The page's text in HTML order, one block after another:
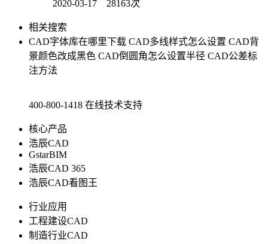
2020-03-17 28163次
相关搜索
CAD字体库在哪里下载 CAD多线样式怎么设置 CAD背
景颜色改成黑色 CAD倒圆角怎么设置半径 CAD公差标
注方法
400-800-1418 在线技术支持
核心产品
浩辰CAD
GstarBIM
浩辰CAD 365
浩辰CAD看图王
行业应用
工程建设CAD
制造行业CAD